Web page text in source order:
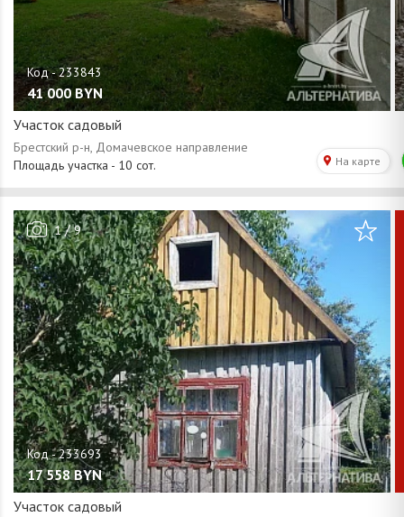
41 000 BYN
Участок садовый
1/9
17 558 BYN
Участок садовый